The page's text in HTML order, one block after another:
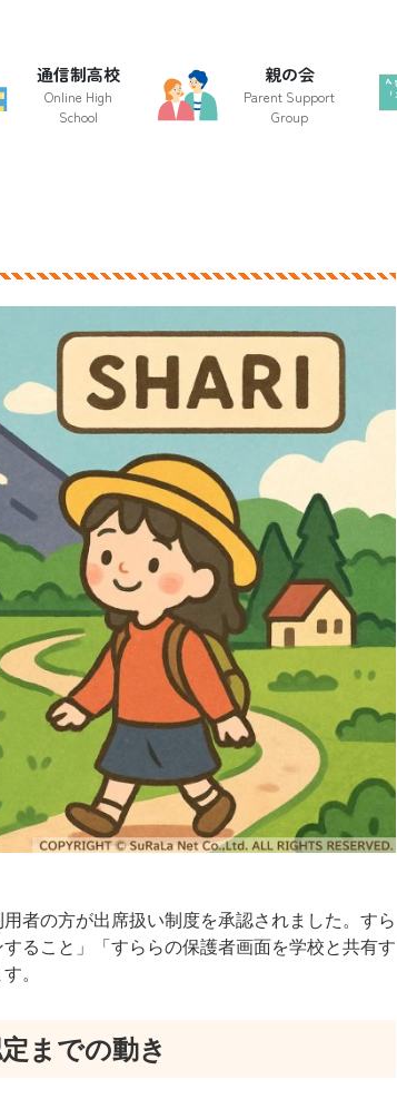
通信制高校
Online High
School
親の会
Parent Support
Group
者の方が出席扱い制度を承認されました。すら
ること」「すららの保護者画面を学校と共有す
。
までの動き